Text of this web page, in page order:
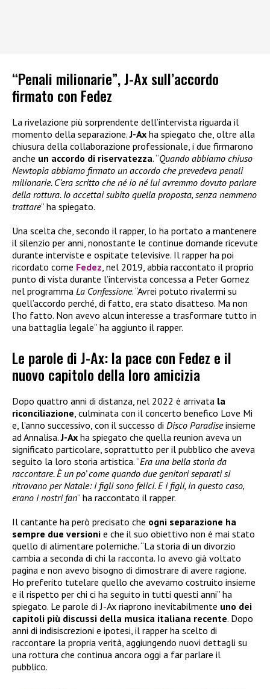
“Penali milionarie”, J-Ax sull’accordo
firmato con Fedez
La rivelazione più sorprendente dell’intervista riguarda il
momento della separazione.J-Ax ha spiegato che, oltre alla
chiusura della collaborazione professionale, i due firmarono
anche un accordo di riservatezza. “Quando abbiamo chiuso
Newtopia abbiamo firmato un accordo che prevedeva penali
milionarie. C’era scritto che né io né lui avremmo dovuto parlare
della rottura. Io accettai subito quella proposta, senza nemmeno
trattare” ha spiegato.
Una scelta che, secondo il rapper, lo ha portato a mantenere
il silenzio per anni, nonostante le continue domande ricevute
durante interviste e ospitate televisive. Il rapper ha poi
ricordato come Fedez , nel 2019, abbia raccontato il proprio
punto di vista durante l’intervista concessa a Peter Gomez
nel programma La Confessione. “Avrei potuto rivalermi su
quell’accordo perché, di fatto, era stato disatteso. Ma non
l’ho fatto. Non avevo alcun interesse a trasformare tutto in
una battaglia legale” ha aggiunto il rapper.
Le parole di J-Ax: la pace con Fedez e il
nuovo capitolo della loro amicizia
Dopo quattro anni di distanza, nel 2022 è arrivata la
riconciliazione, culminata con il concerto benefico Love Mi
e, l’anno successivo, con il successo di Disco Paradiseinsieme
ad Annalisa.J-Ax ha spiegato che quella reunion aveva un
significato particolare, soprattutto per il pubblico che aveva
seguito la loro storia artistica. “Era una bella storia da
raccontare. È un po’ come quando due genitori separati si
ritrovano per Natale: i figli sono felici. E i figli, in questo caso,
erano i nostri fan” ha raccontato il rapper.
Il cantante ha però precisato che ogni separazione ha
sempre due versioni e che il suo obiettivo non è mai stato
quello di alimentare polemiche. “La storia di un divorzio
cambia a seconda di chi la racconta. Io avevo già voltato
pagina e non avevo bisogno di dimostrare di avere ragione.
Ho preferito tutelare quello che avevamo costruito insieme
e il rispetto per chi ci ha seguito in tutti questi anni” ha
spiegato. Le parole di J-Ax riaprono inevitabilmente uno dei
capitoli più discussi della musica italiana recente. Dopo
anni di indisiscrezioni e ipotesi, il rapper ha scelto di
raccontare la propria verità, aggiungendo nuovi dettagli su
una rottura che continua ancora oggi a far parlare il
pubblico.